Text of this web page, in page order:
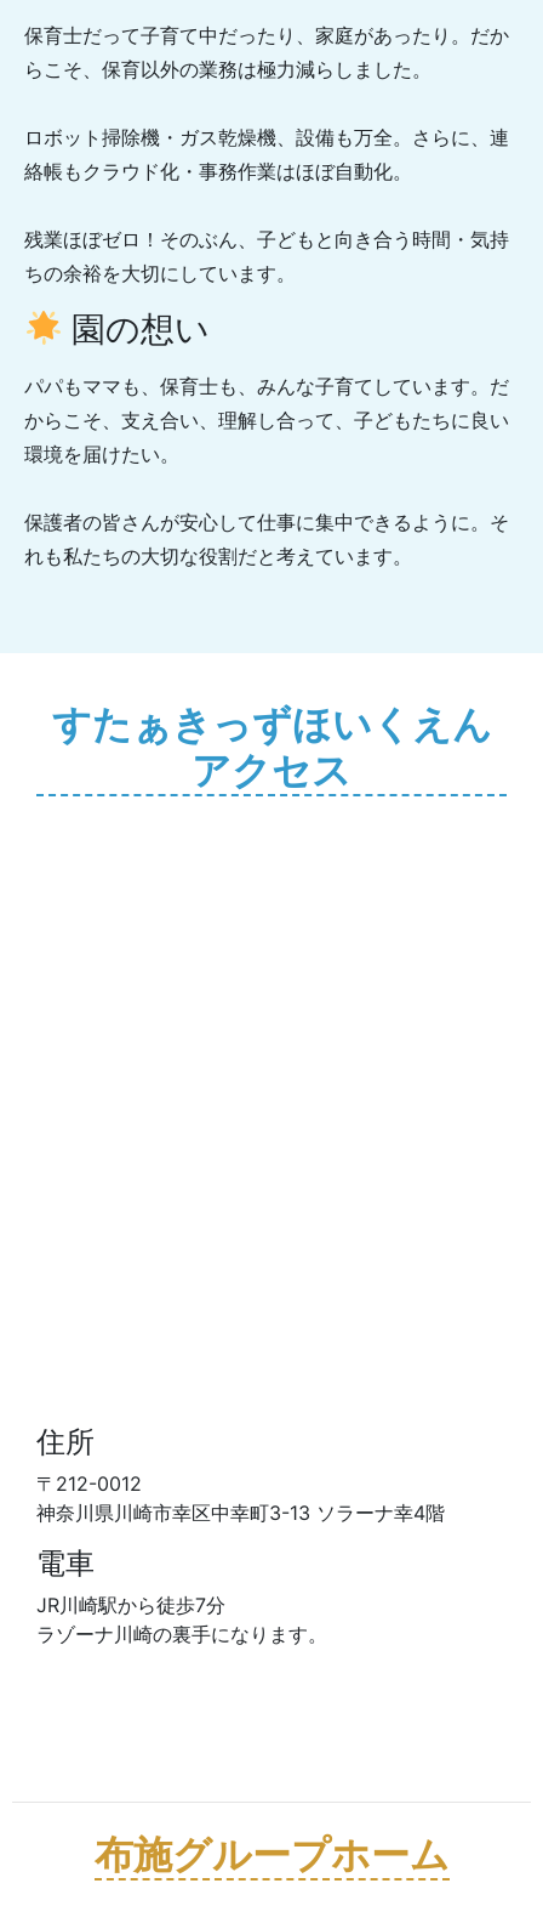
保育士だって子育て中だったり、家庭があったり。だか
らこそ、保育以外の業務は極力減らしました。
ロボット掃除機・ガス乾燥機、設備も万全。さらに、連
絡帳もクラウド化・事務作業はほぼ自動化。
残業ほぼゼロ！そのぶん、子どもと向き合う時間・気持
ちの余裕を大切にしています。
園の想い
パパもママも、保育士も、みんな子育てしています。だ
からこそ、支え合い、理解し合って、子どもたちに良い
環境を届けたい。
保護者の皆さんが安心して仕事に集中できるように。そ
れも私たちの大切な役割だと考えています。
すたぁきっずほいくえん
アクセス
住所
〒212-0012
神奈川県川崎市幸区中幸町3-13 ソラーナ幸4階
電車
JR川崎駅から徒歩7分
ラゾーナ川崎の裏手になります。
布施グループホーム